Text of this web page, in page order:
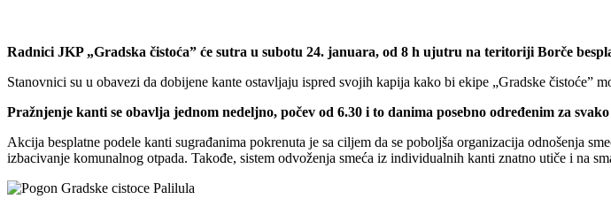
Radnici JKP „Gradska čistoća” će sutra u subotu 24. januara, od 8 h ujutru na teritoriji Borče
Stanovnici su u obavezi da dobijene kante ostavljaju ispred svojih kapija kako bi ekipe „Gradske čistoće”
Pražnjenje kanti se obavlja jednom nedeljno, počev od 6.30 i to danima posebno određenim za
Akcija besplatne podele kanti sugrađanima pokrenuta je sa ciljem da se poboljša organizacija odnošenja
izbacivanje komunalnog otpada. Takođe, sistem odvoženja smeća iz individualnih kanti znatno utiče i na